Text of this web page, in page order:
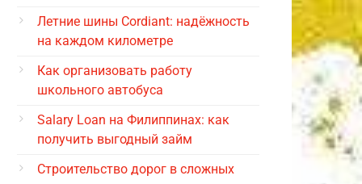
Летние шины Cordiant: надёжность
на каждом километре
Как организовать работу
школьного автобуса
Salary Loan на Филиппинах: как
получить выгодный займ
Строительство дорог в сложных